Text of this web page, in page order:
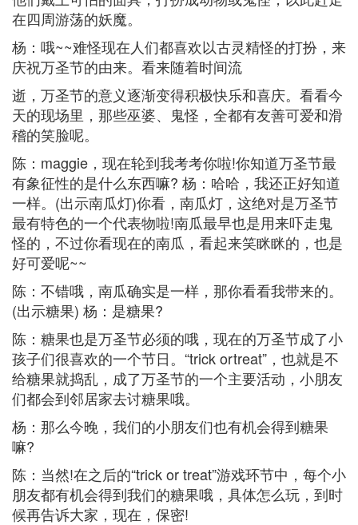
在四周游荡的妖魔。
杨：哦~~难怪现在人们都喜欢以古灵精怪的打扮，来
庆祝万圣节的由来。看来随着时间流
逝，万圣节的意义逐渐变得积极快乐和喜庆。看看今
天的现场里，那些巫婆、鬼怪，全都有友善可爱和滑
稽的笑脸呢。
陈：maggie，现在轮到我考考你啦!你知道万圣节最
有象征性的是什么东西嘛? 杨：哈哈，我还正好知道
一样。(出示南瓜灯)你看，南瓜灯，这绝对是万圣节
最有特色的一个代表物啦!南瓜最早也是用来吓走鬼
怪的，不过你看现在的南瓜，看起来笑眯眯的，也是
好可爱呢~~
陈：不错哦，南瓜确实是一样，那你看看我带来的。
(出示糖果) 杨：是糖果?
陈：糖果也是万圣节必须的哦，现在的万圣节成了小
孩子们很喜欢的一个节日。“trick ortreat”，也就是不
给糖果就捣乱，成了万圣节的一个主要活动，小朋友
们都会到邻居家去讨糖果哦。
杨：那么今晚，我们的小朋友们也有机会得到糖果
嘛?
陈：当然!在之后的“trick or treat”游戏环节中，每个小
朋友都有机会得到我们的糖果哦，具体怎么玩，到时
候再告诉大家，现在，保密!